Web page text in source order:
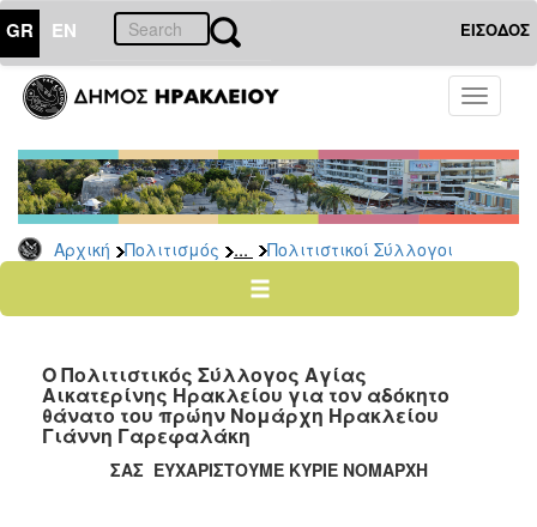
GR EN ΕΙΣΟΔΟΣ
Toggle
Αρχική Πολιτισμός ... Πολιτιστικοί Σύλλογοι
ΠΟΛΙΤΙΣΜΟΣ
Σελίδες
Πολιτιστικοί
Σύλλογοι
Σκιτσογράφοι
Εικαστικών
Τέχνη
Ζωγράφοι
Γλύπτες
Ο Πολιτιστικός Σύλλογος Αγίας
Αικατερίνης Ηρακλείου για τον αδόκητο
θάνατο του πρώην Νομάρχη Ηρακλείου
Γιάννη Γαρεφαλάκη
ΣΑΣ ΕΥΧΑΡΙΣΤΟΥΜΕ ΚΥΡΙΕ ΝΟΜΑΡΧΗ